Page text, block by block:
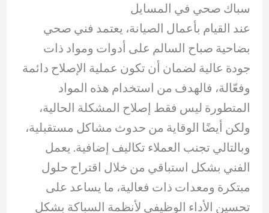
سباك صحي في المسايل
عند القيام بأعمال الصيانة، يعتمد فني صحي
بضاحية صباح السالم على أدوات ومواد ذات
جودة عالية لضمان أن تكون عملية الإصلاح دائمة
وفعّالة، فالهدف من استخدام هذه المواد
المتطورة ليس فقط إصلاح المشكلة الحالية،
ولكن أيضًا الوقاية من حدوث مشاكل مستقبلية،
وبالتالي تجنب العملاء تكاليف إضافية. يعمل
الفني بشكل استباقي من خلال اقتراح حلول
مبتكرة ومعدات ذات فعالية، ما يساعد على
تحسين الأداء الوظيفي لأنظمة السباكة بشكل